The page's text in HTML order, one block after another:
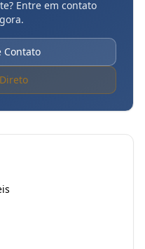
Entre em contato
Contato